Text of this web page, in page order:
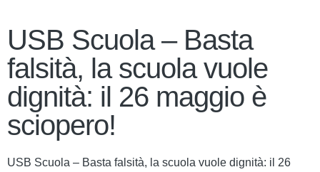
USB Scuola – Basta
falsità, la scuola vuole
dignità: il 26 maggio è
sciopero!
USB Scuola – Basta falsità, la scuola vuole dignità: il 26